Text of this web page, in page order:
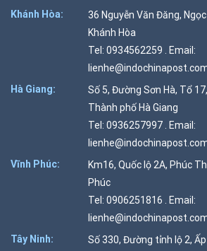
Khánh Hòa:
36 Nguyễn Văn Đăng,
Khánh Hòa
Tel: 0934562259 . Email:
Hà Giang:
Số 5, Đường Sơn Hà, Tổ
Thành phố Hà Giang
Tel: 0936257997 . Email:
Vĩnh Phúc:
Km16, Quốc lộ 2A, Phúc
Phúc
Tel: 0906251816 . Email:
Tây Ninh:
Số 330, Đường tỉnh lộ 2,